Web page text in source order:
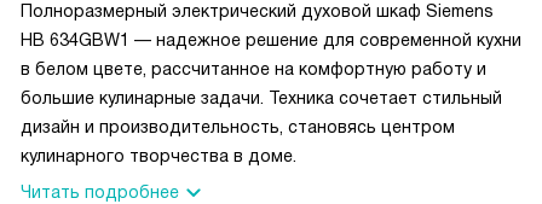
приготовить быстро.
И еще, меня приятно удивила функция "Очистка духовки".
Это очень удобно и экономит массу времени!
В общем, я очень рада этой покупке. Моя новая духовка -
это не только удобный помощник на кухне, но и источник
вдохновения для кулинарных экспериментов!
Полноразмерный электрический духовой шкаф Siemens
HB 634GBW1 — надежное решение для современной кухни
в белом цвете, рассчитанное на комфортную работу и
большие кулинарные задачи. Техника сочетает стильный
дизайн и производительность, становясь центром
кулинарного творчества в доме.
Читать подробнее